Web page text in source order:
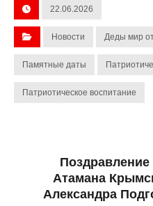
22.06.2026
Новости Деды мир
Памятные даты
Патриотическое воспитание
Атамана
Александра